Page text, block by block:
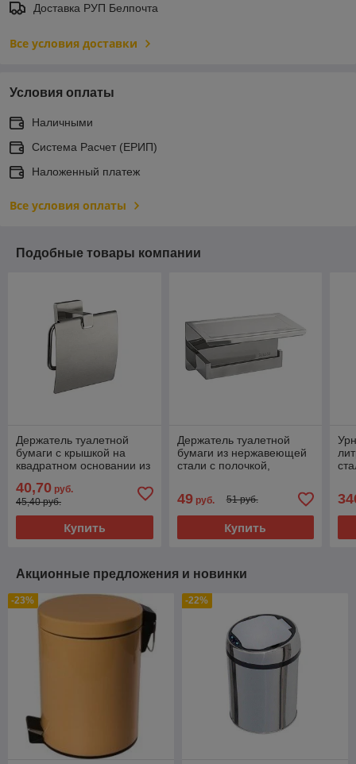
Доставка РУП Белпочта
Все условия доставки
Условия оплаты
Наличными
Система Расчет (ЕРИП)
Наложенный платеж
Все условия оплаты
Подобные товары компании
Держатель туалетной
бумаги с крышкой на
квадратном основании из
GFmark 87003
40,70 руб.
45,40 руб.
Купить
Держатель туалетной
бумаги из нержавеющей
стали с полочкой,
хром, Brimix 79919
49руб. 51 руб.
Купить
30
Акционные предложения и новинки
-23% -22%